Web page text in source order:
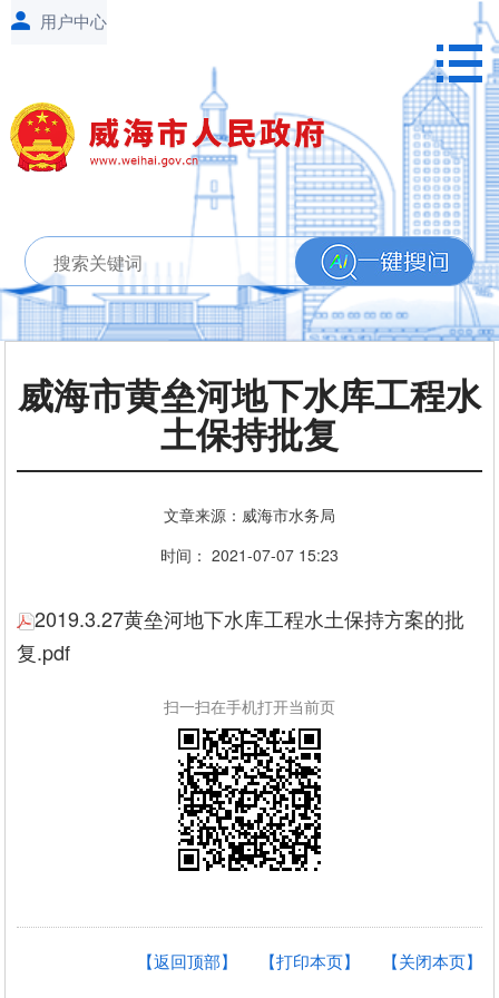
威海市黄垒河地下水库工程水
土保持批复
文章来源：威海市水务局
时间： 2021-07-07 15:23
2019.3.27黄垒河地下水库工程水土保持方案的批
复.pdf
扫一扫在手机打开当前页
【关闭本页】
【打印本页】
【返回顶部】